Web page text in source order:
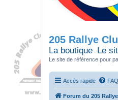
205 Rallye
La boutique - Le
Le site de référence pour
Accès rapide FAQ
Forum du 205